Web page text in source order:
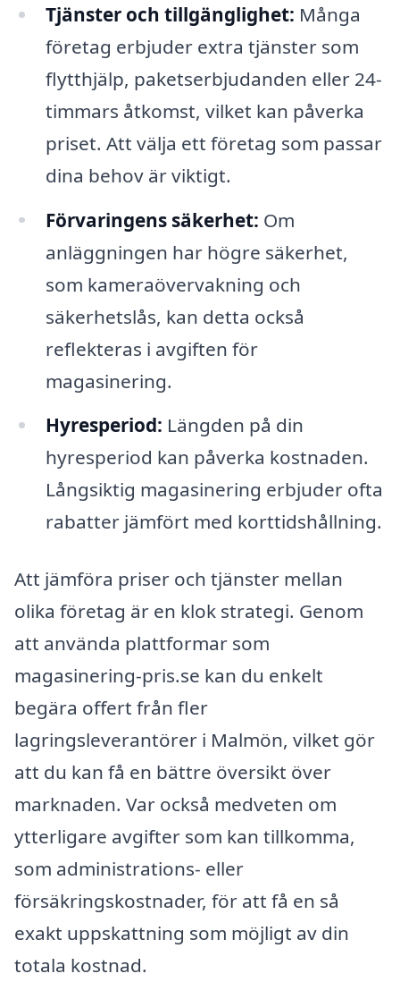
Tjänster och tillgänglighet: Många
företag erbjuder extra tjänster som
flytthjälp, paketserbjudanden eller 24-
timmars åtkomst, vilket kan påverka
priset. Att välja ett företag som passar
dina behov är viktigt.
Förvaringens säkerhet: Om
anläggningen har högre säkerhet,
som kameraövervakning och
säkerhetslås, kan detta också
reflekteras i avgiften för
magasinering.
Hyresperiod: Längden på din
hyresperiod kan påverka kostnaden.
Långsiktig magasinering erbjuder ofta
rabatter jämfört med korttidshållning.
Att jämföra priser och tjänster mellan
olika företag är en klok strategi. Genom
att använda plattformar som
magasinering-pris.se kan du enkelt
begära offert från fler
lagringsleverantörer i Malmön, vilket gör
att du kan få en bättre översikt över
marknaden. Var också medveten om
ytterligare avgifter som kan tillkomma,
som administrations- eller
försäkringskostnader, för att få en så
exakt uppskattning som möjligt av din
totala kostnad.